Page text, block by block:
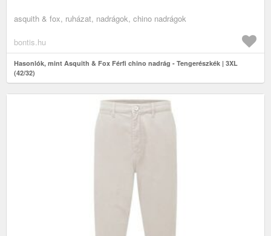
asquith & fox, ruházat, nadrágok, chino nadrágok
bontis.hu
Hasonlók, mint Asquith & Fox Férfi chino nadrág - Tengerészkék | 3XL
(42/32)